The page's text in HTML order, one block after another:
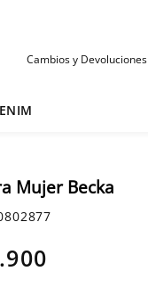
Cambios y Devoluciones
Mujer Becka
.900